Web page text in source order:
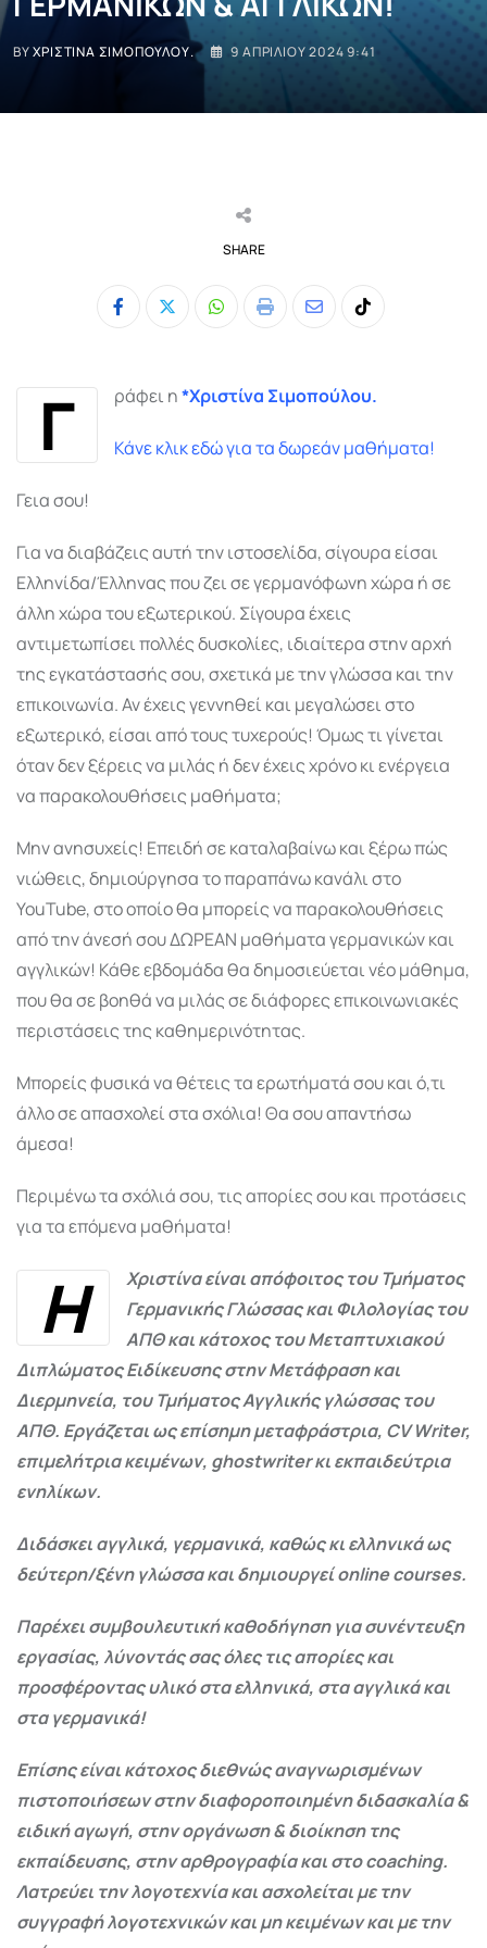
BYΧΡΙΣΤΊΝΑ ΣΙΜΟΠΟΎΛΟΥ. 9 ΑΠΡΙΛΊΟΥ 2024 9:41
SHARE
Whatsapp
Print
ShareTiktok
Γ ράφει η*Χριστίνα Σιμοπούλου.
Κάνε κλικ εδώ για τα δωρεάν μαθήματα!
Γεια σου!
Για να διαβάζεις αυτή την ιστοσελίδα, σίγουρα είσαι
Ελληνίδα/Έλληνας που ζει σε γερμανόφωνη χώρα ή σε
άλλη χώρα του εξωτερικού. Σίγουρα έχεις
αντιμετωπίσει πολλές δυσκολίες, ιδιαίτερα στην αρχή
της εγκατάστασής σου, σχετικά με την γλώσσα και την
επικοινωνία. Αν έχεις γεννηθεί και μεγαλώσει στο
εξωτερικό, είσαι από τους τυχερούς! Όμως τι γίνεται
όταν δεν ξέρεις να μιλάς ή δεν έχεις χρόνο κι ενέργεια
να παρακολουθήσεις μαθήματα;
Μην ανησυχείς! Επειδή σε καταλαβαίνω και ξέρω πώς
νιώθεις, δημιούργησα το παραπάνω κανάλι στο
YouTube, στο οποίο θα μπορείς να παρακολουθήσεις
από την άνεσή σου ΔΩΡΕΑΝ μαθήματα γερμανικών και
αγγλικών! Κάθε εβδομάδα θα δημοσιεύεται νέο μάθημα,
που θα σε βοηθά να μιλάς σε διάφορες επικοινωνιακές
περιστάσεις της καθημερινότητας.
Μπορείς φυσικά να θέτεις τα ερωτήματά σου και ό,τι
άλλο σε απασχολεί στα σχόλια! Θα σου απαντήσω
άμεσα!
Περιμένω τα σχόλιά σου, τις απορίες σου και προτάσεις
για τα επόμενα μαθήματα!
Η
Χριστίνα είναι απόφοιτος του Τμήματος
Γερμανικής Γλώσσας και Φιλολογίας του
ΑΠΘ και κάτοχος του Μεταπτυχιακού
Διπλώματος Ειδίκευσης στην Μετάφραση και
Διερμηνεία, του Τμήματος Αγγλικής γλώσσας του
ΑΠΘ. Εργάζεται ως επίσημη μεταφράστρια, CV Writer,
επιμελήτρια κειμένων, ghostwriter κι εκπαιδεύτρια
ενηλίκων.
Διδάσκει αγγλικά, γερμανικά, καθώς κι ελληνικά ως
δεύτερη/ξένη γλώσσα και δημιουργεί online courses.
Παρέχει συμβουλευτική καθοδήγηση για συνέντευξη
εργασίας, λύνοντάς σας όλες τις απορίες και
προσφέροντας υλικό στα ελληνικά, στα αγγλικά και
στα γερμανικά!
Επίσης είναι κάτοχος διεθνώς αναγνωρισμένων
πιστοποιήσεων στην διαφοροποιημένη διδασκαλία &
ειδική αγωγή, στην οργάνωση & διοίκηση της
εκπαίδευσης, στην αρθρογραφία και στο coaching.
Λατρεύει την λογοτεχνία και ασχολείται με την
συγγραφή λογοτεχνικών και μη κειμένων και με την